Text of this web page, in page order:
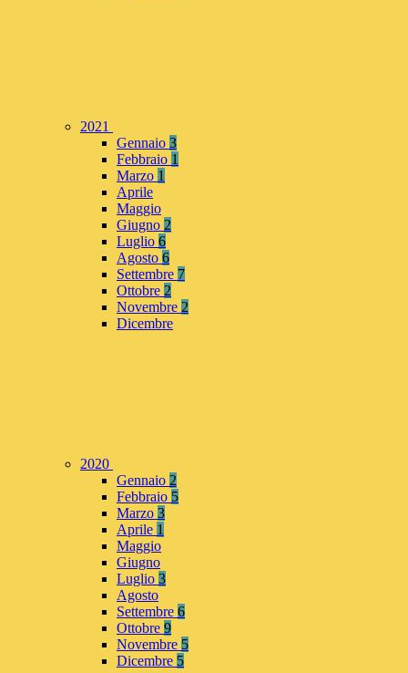
2021
Gennaio 3
Febbraio 1
Marzo 1
Aprile
Maggio
Giugno 2
Luglio 6
Agosto 6
Settembre 7
Ottobre 2
Novembre 2
Dicembre
2020
Gennaio 2
Febbraio 5
Marzo 3
Aprile 1
Maggio
Giugno
Luglio 3
Agosto
Settembre 6
Ottobre 9
Novembre 5
Dicembre 5